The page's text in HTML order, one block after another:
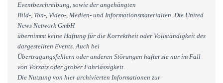
Eventbeschreibung, sowie der angehängten
Bild-, Ton-, Video-, Medien- und Informationsmaterialien. Die United
News Network GmbH
übernimmt keine Haftung für die Korrektheit oder Vollständigkeit des
dargestellten Events. Auch bei
Übertragungsfehlern oder anderen Störungen haftet sie nur im Fall
von Vorsatz oder grober Fahrlässigkeit.
Die Nutzung von hier archivierten Informationen zur